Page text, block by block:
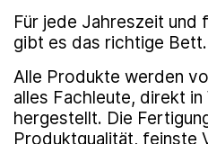
Für jede Jahreszeit
gibt es das richtige Bett.
Alle Produkte werden
alles Fachleute, direkt in
hergestellt. Die
Produktqualität, feinste